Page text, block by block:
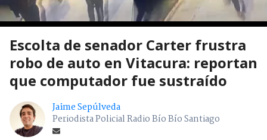
Escolta de senador Carter frustra
robo de auto en Vitacura: reportan
que computador fue sustraído
Jaime Sepúlveda
Periodista Policial Radio Bío Bío Santiago